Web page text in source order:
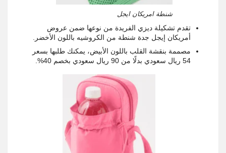
شنطة امريكان ايجل
تقدم تشكيلة ديزي الفريدة من نوعها ضمن عروض
أمريكان إيجل جدة شنطة من الكروشيه باللون الأخضر.
مصممة بنقشة القلب باللون الأبيض، يمكنك طلبها بسعر
54 ريال سعودي بدلًا من 90 ريال سعودي بخصم 40%.